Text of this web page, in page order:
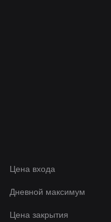
Цена входа
Дневной максимум
Цена закрытия